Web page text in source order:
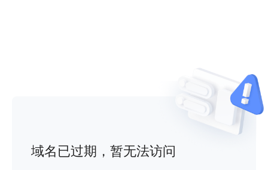
域名已过期，暂无法访问